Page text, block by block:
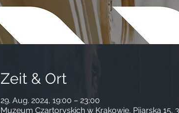
Zeit & Ort
29. Aug. 2024, 19:00 – 23:00
Muzeum Czartoryskich w Krakowie, Pijarska 15,